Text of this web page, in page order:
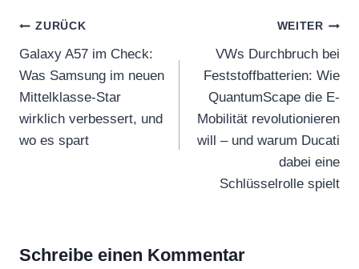
Beitragsnavigation
ZURÜCK
Galaxy A57 im Check:
Was Samsung im neuen
Mittelklasse-Star
wirklich verbessert, und
wo es spart
WEITER
VWs Durchbruch bei
Feststoffbatterien: Wie
QuantumScape die E-
Mobilität revolutionieren
will – und warum Ducati
dabei eine
Schlüsselrolle spielt
Schreibe einen Kommentar